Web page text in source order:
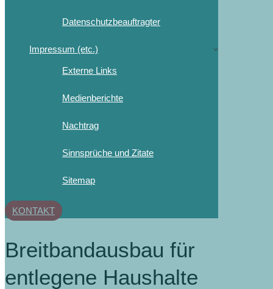
Datenschutzbeauftragter
Impressum (etc.)
Externe Links
Medienberichte
Nachtrag
Sinnsprüche und Zitate
Sitemap
KONTAKT
Breitbandausbau für
entlegene Haushalte